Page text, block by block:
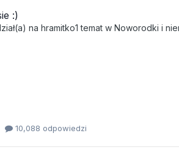
:)
na hramitko1 temat w Noworodki i
10,088 odpowiedzi